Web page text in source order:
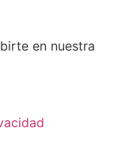
en nuestra